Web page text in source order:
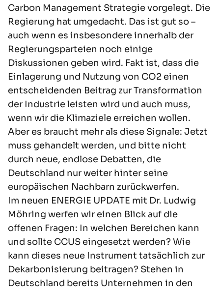
Carbon Management Strategie vorgelegt. Die
Regierung hat umgedacht. Das ist gut so –
auch wenn es insbesondere innerhalb der
Regierungsparteien noch einige
Diskussionen geben wird. Fakt ist, dass die
Einlagerung und Nutzung von CO2 einen
entscheidenden Beitrag zur Transformation
der Industrie leisten wird und auch muss,
wenn wir die Klimaziele erreichen wollen.
Aber es braucht mehr als diese Signale: Jetzt
muss gehandelt werden, und bitte nicht
durch neue, endlose Debatten, die
Deutschland nur weiter hinter seine
europäischen Nachbarn zurückwerfen.
Im neuen ENERGIE UPDATE mit Dr. Ludwig
Möhring werfen wir einen Blick auf die
offenen Fragen: In welchen Bereichen kann
und sollte CCUS eingesetzt werden? Wie
kann dieses neue Instrument tatsächlich zur
Dekarbonisierung beitragen? Stehen in
Deutschland bereits Unternehmen in den